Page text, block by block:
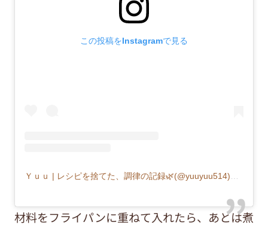
この投稿をInstagramで見る
材料をフライパンに重ねて入れたら、あとは煮